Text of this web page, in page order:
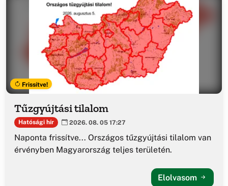
Frissítve!
Tűzgyújtási tilalom
Hatósági hír 2026. 08. 05 17:27
Naponta frissítve... Országos tűzgyújtási tilalom van
érvényben Magyarország teljes területén.
Elolvasom